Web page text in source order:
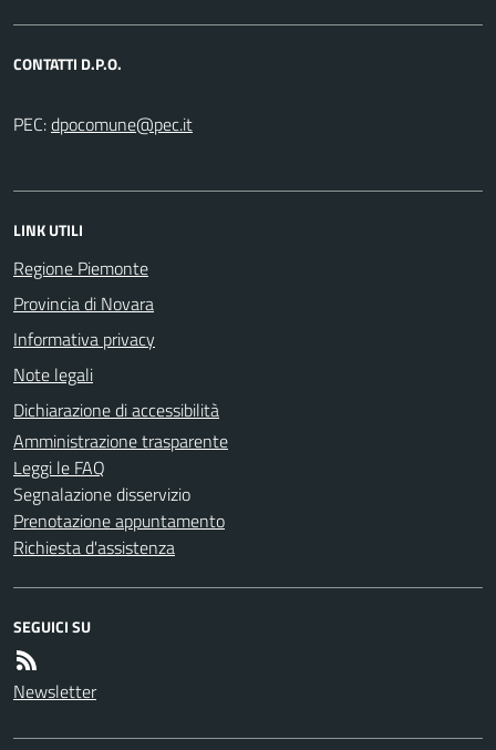
CONTATTI D.P.O.
PEC:
LINK UTILI
Regione Piemonte
Provincia di Novara
Informativa privacy
Note legali
Dichiarazione di accessibilità
Amministrazione trasparente
Leggi le FAQ
Segnalazione disservizio
Prenotazione appuntamento
Richiesta d'assistenza
SEGUICI SU
Newsletter